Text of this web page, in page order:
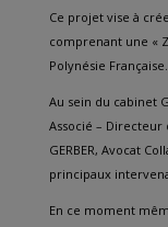
Ce projet vise à
comprenant une «
Polynésie Française.
Au sein du cabinet
Associé – Directeur
GERBER, Avocat
principaux
En ce moment